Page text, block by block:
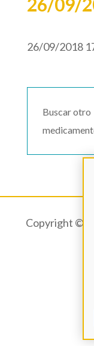
26/09/2018
Buscar otro
Copyright ©